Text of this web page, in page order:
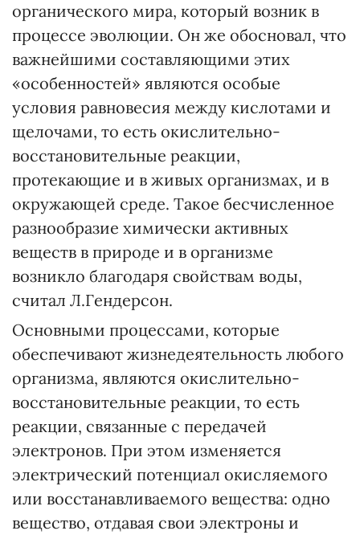
органического мира, который возник в
процессе эволюции. Он же обосновал, что
важ­нейшими составляющими этих
«особенностей» являются особые
условия равновесия между кислотами и
щелочами, то есть окислительно-
восстановительные реакции,
протекающие и в живых организмах, и в
окружающей среде. Такое бесчисленное
разнообразие химически активных
веществ в природе и в организме
возникло благодаря свойствам воды,
считал Л.Гендерсон.
Основными процессами, которые
обеспечивают жизнедеятельность любого
организма, яв­ляются окислительно-
восстановительные реакции, то есть
реакции, связанные с передачей
электронов. При этом изменяется
электрический потенциал окисляемого
или восстанавливаемого вещества: одно
вещество, отдавая свои электроны и